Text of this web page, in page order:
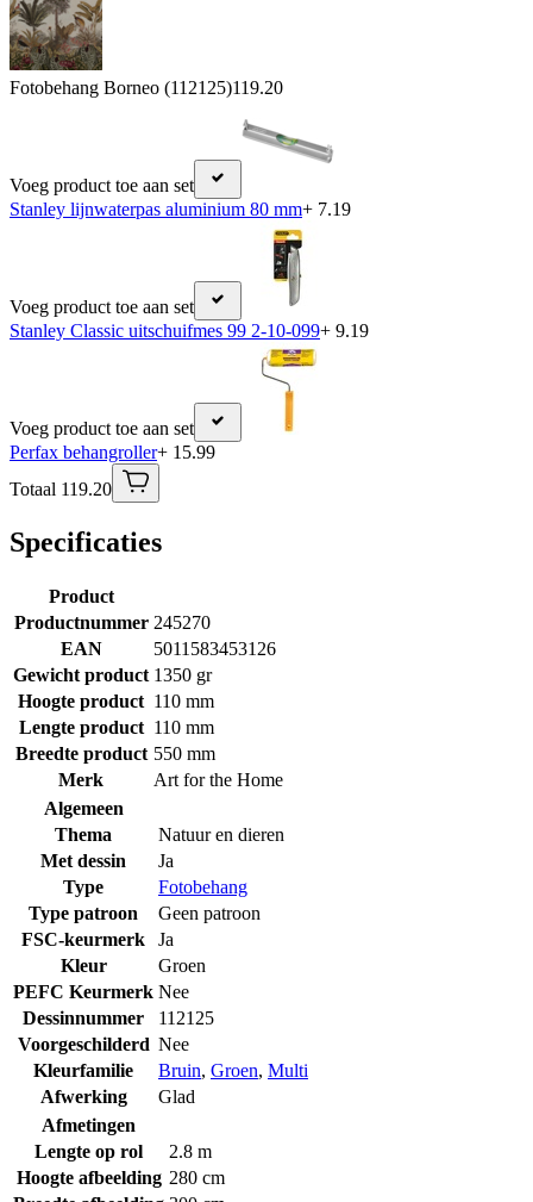
Fotobehang Borneo (112125)119.20
Voeg product toe aan set
Stanley lijnwaterpas aluminium 80 mm+ 7.19
Voeg product toe aan set
Stanley Classic uitschuifmes 99 2-10-099+ 9.19
Voeg product toe aan set
Perfax behangroller+ 15.99
Totaal 119.20
Specificaties
Product
Productnummer 245270
EAN
5011583453126
Gewicht product 1350 gr
Hoogte product 110 mm
Lengte product 110 mm
Breedte product 550 mm
Merk
Art for the Home
Algemeen
Thema
Natuur en dieren
Met dessin
Ja
Type
Fotobehang
Type patroon
Geen patroon
FSC-keurmerk
Ja
Kleur
Groen
PEFC Keurmerk Nee
Dessinnummer
112125
Voorgeschilderd Nee
Kleurfamilie
Bruin, Groen, Multi
Afwerking
Glad
Afmetingen
Lengte op rol
2.8 m
Hoogte afbeelding 280 cm